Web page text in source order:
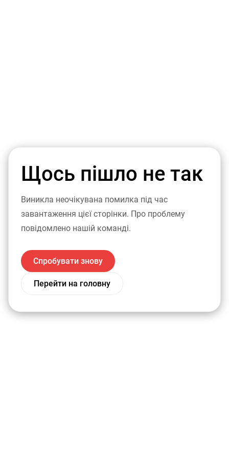
Щось пішло не так
Виникла неочікувана помилка під час
завантаження цієї сторінки. Про проблему
повідомлено нашій команді.
Спробувати знову
Перейти на головну